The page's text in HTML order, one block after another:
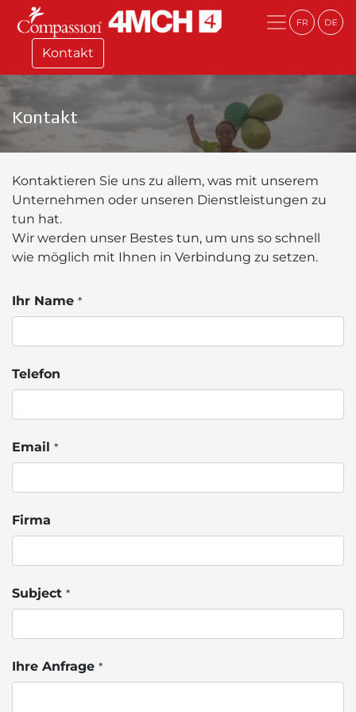
Kontakt
Kontakt
Kontaktieren Sie uns zu allem, was mit unserem
Unternehmen oder unseren Dienstleistungen zu
tun hat.
Wir werden unser Bestes tun, um uns so schnell
wie möglich mit Ihnen in Verbindung zu setzen.
Ihr Name *
Telefon
Email *
Firma
Subject *
Ihre Anfrage *